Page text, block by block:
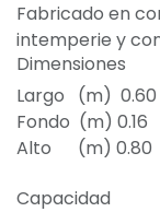
Fabricado en
intemperie y
Dimensiones
Largo (m) 0.60
Fondo (m) 0.16
Alto (m) 0.80
Capacidad